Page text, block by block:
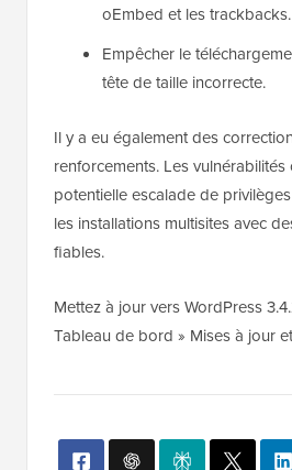
oEmbed et les trackbacks.
Empêcher le
tête de taille incorrecte.
Il y a eu également des
renforcements. Les
potentielle escalade de
les installations multisites avec
fiables.
Mettez à jour vers WordPress
Tableau de bord » Mises à jour